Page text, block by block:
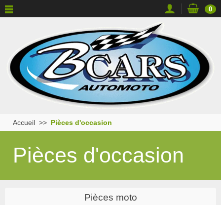
0
Accueil Pièces d'occasion
Pièces d'occasion
Pièces moto